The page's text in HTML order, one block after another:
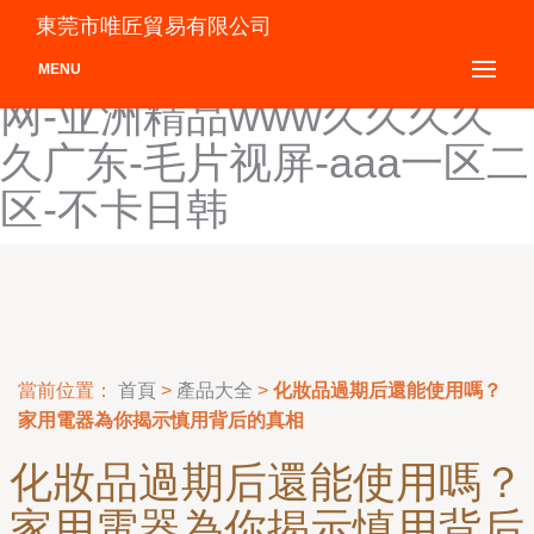
福利影院在线观看-www.狠
狠操-激情麻豆-国产精品色
网-亚洲精品www久久久久
久广东-毛片视屏-aaa一区二
区-不卡日韩
東莞市唯匠貿易有限公司
MENU
當前位置： 首頁 > 產品大全 > 化妝品過期后還能使用嗎？
家用電器為你揭示慎用背后的真相
化妝品過期后還能使用嗎？